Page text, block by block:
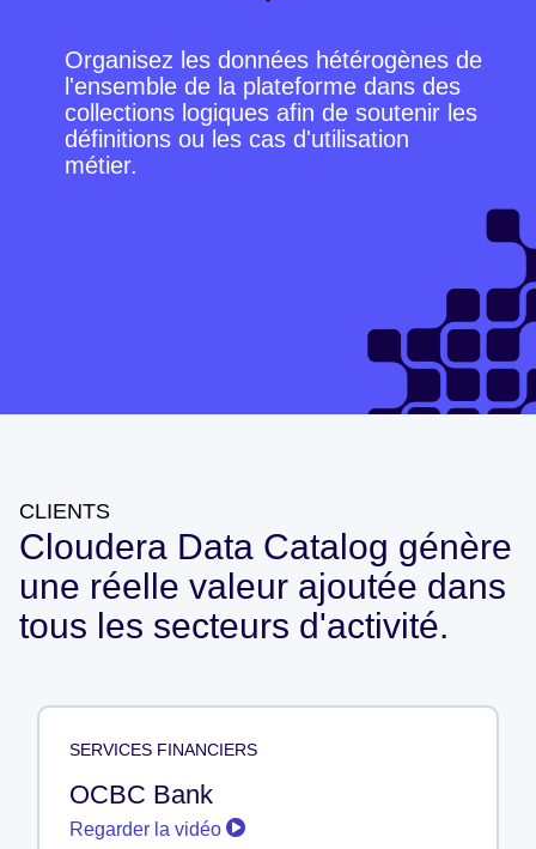
Organisez les données hétérogènes de
l'ensemble de la plateforme dans des
collections logiques afin de soutenir les
définitions ou les cas d'utilisation
métier.
CLIENTS
Cloudera Data Catalog génère
une réelle valeur ajoutée dans
tous les secteurs d'activité.
SERVICES FINANCIERS
OCBC Bank
Regarder la vidéo